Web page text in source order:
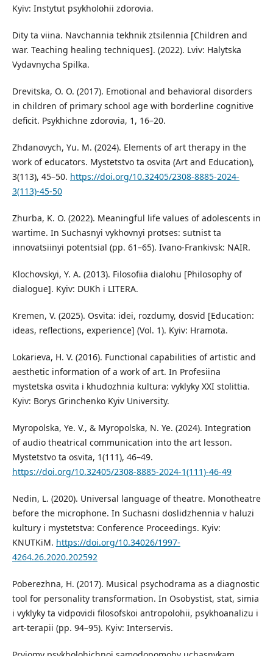
Kyiv: Instytut psykholohii zdorovia.
Dity ta viina. Navchannia tekhnik ztsilennia [Children and
war. Teaching healing techniques]. (2022). Lviv: Halytska
Vydavnycha Spilka.
Drevitska, O. O. (2017). Emotional and behavioral disorders
in children of primary school age with borderline cognitive
deficit. Psykhichne zdorovia, 1, 16–20.
Zhdanovych, Yu. M. (2024). Elements of art therapy in the
work of educators. Mystetstvo ta osvita (Art and Education),
3(113), 45–50. https://doi.org/10.32405/2308-8885-2024-
3(113)-45-50
Zhurba, K. O. (2022). Meaningful life values of adolescents in
wartime. In Suchasnyi vykhovnyi protses: sutnist ta
innovatsiinyi potentsial (pp. 61–65). Ivano-Frankivsk: NAIR.
Klochovskyi, Y. A. (2013). Filosofiia dialohu [Philosophy of
dialogue]. Kyiv: DUKh i LITERA.
Kremen, V. (2025). Osvita: idei, rozdumy, dosvid [Education:
ideas, reflections, experience] (Vol. 1). Kyiv: Hramota.
Lokarieva, H. V. (2016). Functional capabilities of artistic and
aesthetic information of a work of art. In Profesiina
mystetska osvita i khudozhnia kultura: vyklyky XXI stolittia.
Kyiv: Borys Grinchenko Kyiv University.
Myropolska, Ye. V., & Myropolska, N. Ye. (2024). Integration
of audio theatrical communication into the art lesson.
Mystetstvo ta osvita, 1(111), 46–49.
https://doi.org/10.32405/2308-8885-2024-1(111)-46-49
Nedin, L. (2020). Universal language of theatre. Monotheatre
before the microphone. In Suchasni doslidzhennia v haluzi
kultury i mystetstva: Conference Proceedings. Kyiv:
KNUTKiM. https://doi.org/10.34026/1997-
4264.26.2020.202592
Poberezhna, H. (2017). Musical psychodrama as a diagnostic
tool for personality transformation. In Osobystist, stat, simia
i vyklyky ta vidpovidi filosofskoi antropolohii, psykhoanalizu i
art-terapii (pp. 94–95). Kyiv: Interservis.